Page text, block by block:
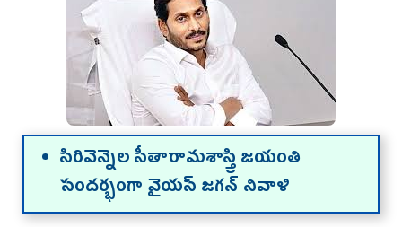
సిరివెన్నెల సీతారామశాస్త్రి జయంతి
సందర్భంగా వైయస్ జగన్ నివాళి